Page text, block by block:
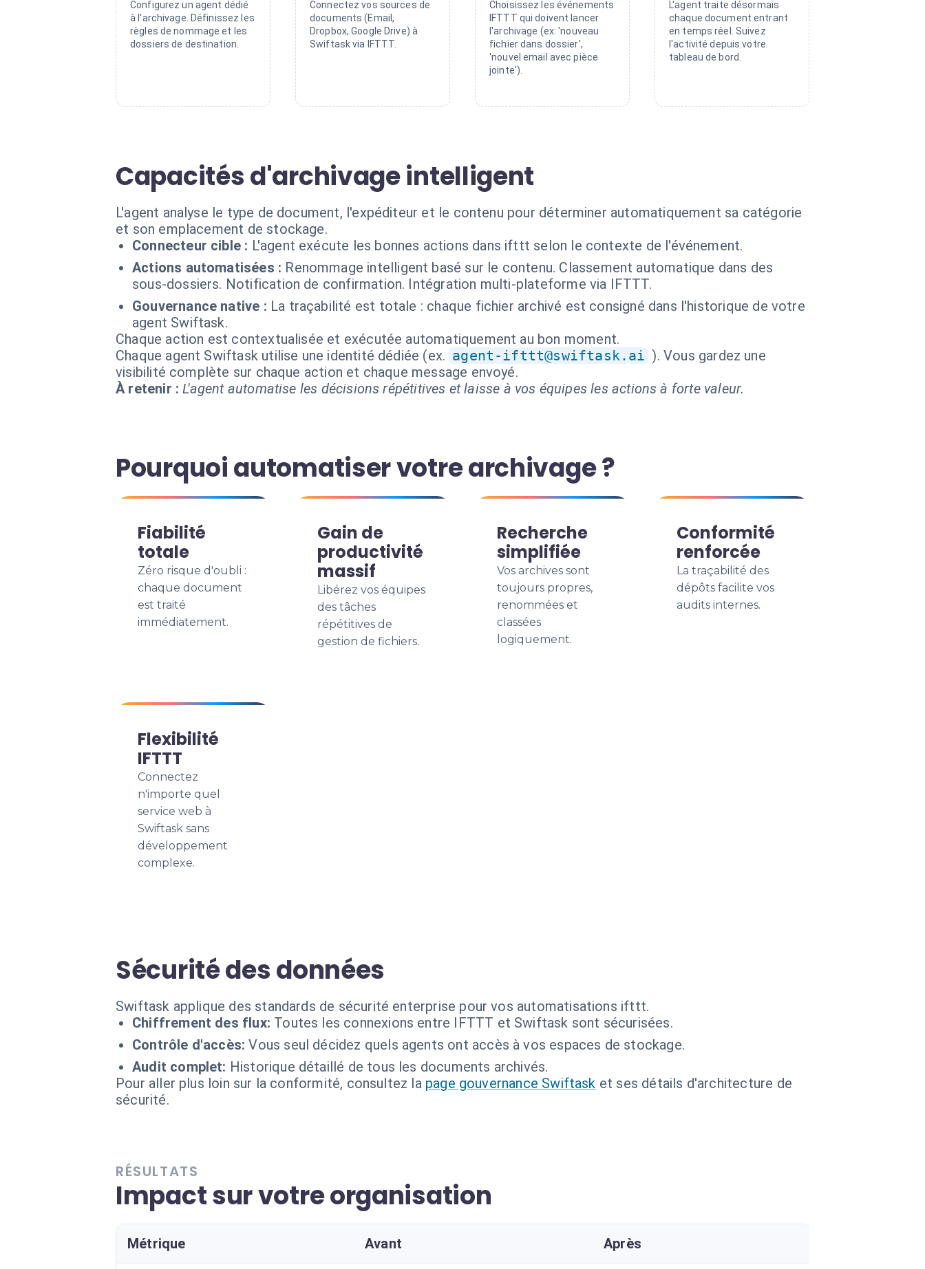
Configurez un agent dédié
à l'archivage. Définissez les
règles de nommage et les
dossiers de destination.
Connectez vos sources de
documents (Email,
Dropbox, Google Drive) à
Swiftask via IFTTT.
Choisissez les événements
IFTTT qui doivent lancer
l'archivage (ex: 'nouveau
fichier dans dossier',
'nouvel email avec pièce
jointe').
L'agent traite désormais
chaque document entrant
en temps réel. Suivez
l'activité depuis votre
tableau de bord.
Capacités d'archivage intelligent
L'agent analyse le type de document, l'expéditeur et le contenu pour déterminer automatiquement sa catégorie
et son emplacement de stockage.
Connecteur cible : L'agent exécute les bonnes actions dans ifttt selon le contexte de l'événement.
Actions automatisées : Renommage intelligent basé sur le contenu. Classement automatique dans des
sous-dossiers. Notification de confirmation. Intégration multi-plateforme via IFTTT.
Gouvernance native : La traçabilité est totale : chaque fichier archivé est consigné dans l'historique de votre
agent Swiftask.
Chaque action est contextualisée et exécutée automatiquement au bon moment.
Chaque agent Swiftask utilise une identité dédiée (ex. agent-ifttt@swiftask.ai ). Vous gardez une
visibilité complète sur chaque action et chaque message envoyé.
À retenir : L'agent automatise les décisions répétitives et laisse à vos équipes les actions à forte valeur.
Pourquoi automatiser votre archivage ?
Fiabilité
totale
Zéro risque d'oubli :
chaque document
est traité
immédiatement.
Gain de
productivité
massif
Libérez vos équipes
des tâches
répétitives de
gestion de fichiers.
Recherche
simplifiée
Vos archives sont
toujours propres,
renommées et
classées
logiquement.
Conformité
renforcée
La traçabilité des
dépôts facilite vos
audits internes.
Flexibilité
IFTTT
Connectez
n'importe quel
service web à
Swiftask sans
développement
complexe.
Sécurité des données
Swiftask applique des standards de sécurité enterprise pour vos automatisations ifttt.
Chiffrement des flux: Toutes les connexions entre IFTTT et Swiftask sont sécurisées.
Contrôle d'accès: Vous seul décidez quels agents ont accès à vos espaces de stockage.
Audit complet: Historique détaillé de tous les documents archivés.
Pour aller plus loin sur la conformité, consultez la page gouvernance Swiftask et ses détails d'architecture de
sécurité.
RÉSULTATS
Impact sur votre organisation
Métrique Avant Après